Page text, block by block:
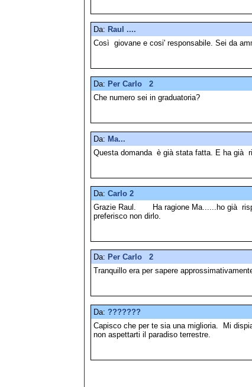
Da: Raul ....
Così giovane e cosi' responsabile. Sei da
Da: Per Carlo 2
Che numero sei in graduatoria?
Da: Ma...
Questa domanda è già stata fatta. E ha già
Da: Carlo 2
Grazie Raul. Ha ragione Ma......ho già
preferisco non dirlo.
Da: Per Carlo 2
Tranquillo era per sapere
Da: ???????
Capisco che per te sia una miglioria. Mi
non aspettarti il paradiso terrestre.